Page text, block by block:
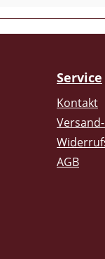
Service
Kontakt
AGB